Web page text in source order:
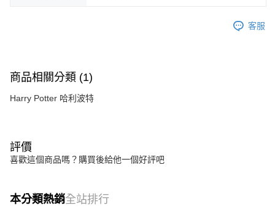
客服
商品相關分類 (1)
Harry Potter 哈利波特
評價
喜歡這個商品嗎？購買後給他一個好評吧
本分類熱銷全站排行